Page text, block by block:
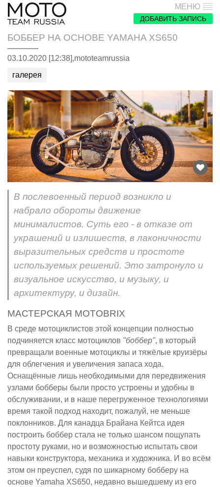
МЕНЮ
ДОБАВИТЬ ЗАПИСЬ
БОББЕР НА ОСНОВЕ YAMAHA XS650
03.10.2020 [12:38],mototeamrussia
галерея
В послевоенный период возникло и
набрало обороты движение
минималистов. Суть его - в отказе от
украшений и излишеств, в лаконичности
выразительных средств и простоте
используемых решений. Это затронуло и
визуальное искусство, и музыку, и
архитектуру, и дизайн.
МАСТЕРСКАЯ MOTOBRIX
В среде мотоциклистов этой концепции полностью
подчиняется класс мотоциклов "боббер", в который
превращали военные мотоциклы и тяжёлые круизёры
для облегчения и увеличения запаса хода.
Оснащённые лишь необходимыми для передвижения
узлами бобберы были просто устроены и удобны в
обслуживании, и в наше перегруженное технологиями
время такой подход находит, пожалуй, не меньше
поклонников. Для канадца Брайана Кейтса идея
построить боббер стала не только шансом пощупать
простоту руками, но и возможностью испытать свои
навыки конструктора, механика и художника. И во всём
этом он преуспел, судя по шикарному бобберу на
основе Yamaha XS650, недавно вышедшему из его